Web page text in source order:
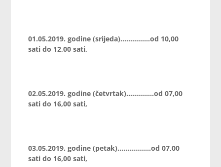
01.05.2019. godine (srijeda)……………od 10,00
sati do 12,00 sati,
02.05.2019. godine (četvrtak)…………..od 07,00
sati do 16,00 sati,
03.05.2019. godine (petak)……………..od 07,00
sati do 16,00 sati,